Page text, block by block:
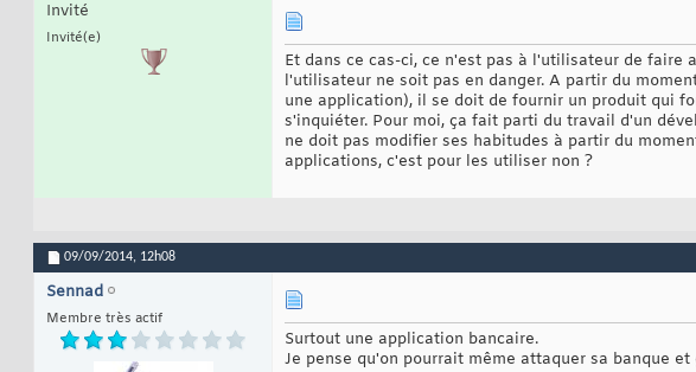
Invité
Invité(e)
Et dans ce cas-ci, ce n'est pas à l'utilisateur de faire
l'utilisateur ne soit pas en danger. A partir du
une application), il se doit de fournir un produit qui
s'inquiéter. Pour moi, ça fait parti du travail d'un
ne doit pas modifier ses habitudes à partir du
applications, c'est pour les utiliser non ?
09/09/2014, 12h08
Sennad
Membre très actif
Surtout une application bancaire.
Je pense qu'on pourrait même attaquer sa banque